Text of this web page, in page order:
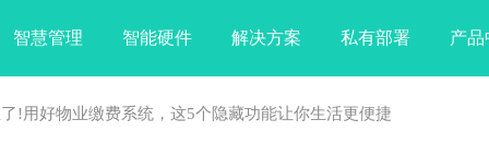
智慧管理 智能硬件 解决方案 私有部署 产品
!用好物业缴费系统，这5个隐藏功能让你生活更便捷